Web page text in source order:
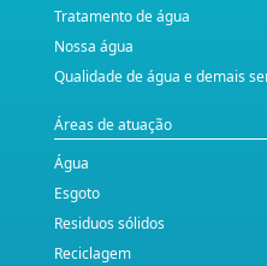
Tratamento de água
Nossa água
Qualidade de água e demais
Áreas de atuação
Água
Esgoto
Residuos sólidos
Reciclagem